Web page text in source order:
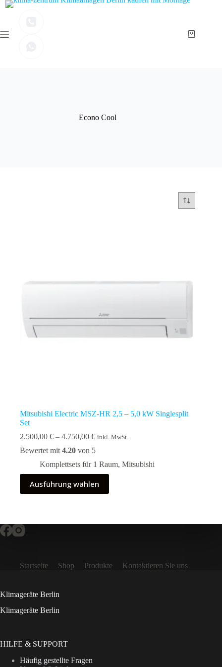
Zum
Warenkorb
Econo Cool
Mitsubishi Electric MSZ-HR 2,5 – 5,0 kW Singlesplit
Set
2.500,00 € – 4.750,00 €Preisspanne:
bis
4.750,00 €
inkl. MwSt.
Bewertet mit 4.20 von 5
Komplettsets für 1 Raum, Mitsubishi
Ausführung wählen
Dieses
Produkt
weist
auf.
Die
der
werden
Startseite Shop Produkte Kontaktieren Sie uns
Klimageräte Berlin
Klimageräte Berlin
HILFE & SUPPORT
Häufig gestellte Fragen